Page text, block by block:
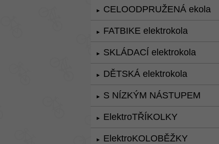
► CELOODPRUŽENÁ ekola
► FATBIKE elektrokola
► SKLÁDACÍ elektrokola
► DĚTSKÁ elektrokola
► S NÍZKÝM NÁSTUPEM
► ElektroTŘÍKOLKY
► ElektroKOLOBĚŽKY